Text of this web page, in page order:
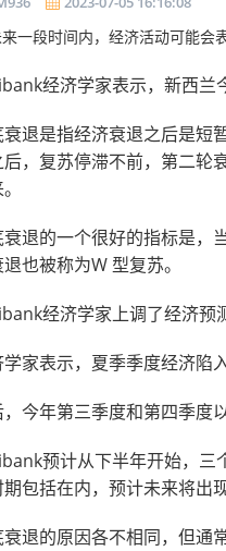
经济学家表示，新西兰
衰退是指经济衰退之后是短
，复苏停滞不前，第二轮
衰退的一个很好的指标是，
也被称为W 型复苏。
经济学家上调了经济预
家表示，夏季季度经济陷
，今年第三季度和第四季度
预计从下半年开始，三
期包括在内，预计未来将出
衰退的原因各不相同，但通